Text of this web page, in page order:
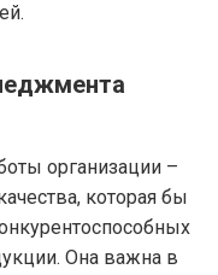
организации –
которая бы
Она важна в